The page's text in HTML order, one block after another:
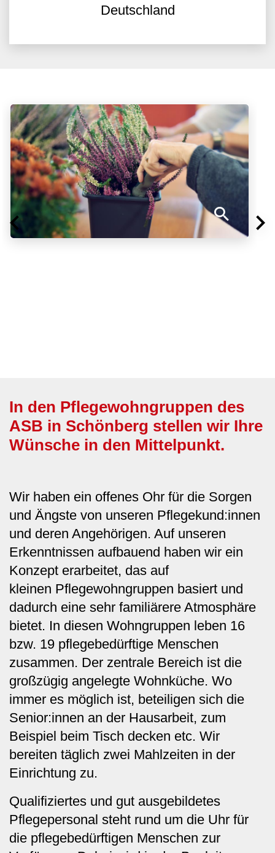
Deutschland
In den Pflegewohngruppen des
ASB in Schönberg stellen wir Ihre
Wünsche in den Mittelpunkt.
Wir haben ein offenes Ohr für die Sorgen
und Ängste von unseren Pflegekund:innen
und deren Angehörigen. Auf unseren
Erkenntnissen aufbauend haben wir ein
Konzept erarbeitet, das auf
kleinen Pflegewohngruppen basiert und
dadurch eine sehr familiärere Atmosphäre
bietet. In diesen Wohngruppen leben 16
bzw. 19 pflegebedürftige Menschen
zusammen. Der zentrale Bereich ist die
großzügig angelegte Wohnküche. Wo
immer es möglich ist, beteiligen sich die
Senior:innen an der Hausarbeit, zum
Beispiel beim Tisch decken etc. Wir
bereiten täglich zwei Mahlzeiten in der
Einrichtung zu.
Qualifiziertes und gut ausgebildetes
Pflegepersonal steht rund um die Uhr für
die pflegebedürftigen Menschen zur